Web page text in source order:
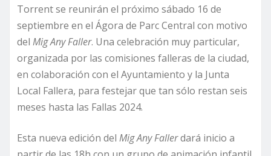
Torrent se reunirán el próximo sábado 16 de
septiembre en el Ágora de Parc Central con motivo
del Mig Any Faller. Una celebración muy particular,
organizada por las comisiones falleras de la ciudad,
en colaboración con el Ayuntamiento y la Junta
Local Fallera, para festejar que tan sólo restan seis
meses hasta las Fallas 2024.
Esta nueva edición del Mig Any Fallerdará inicio a